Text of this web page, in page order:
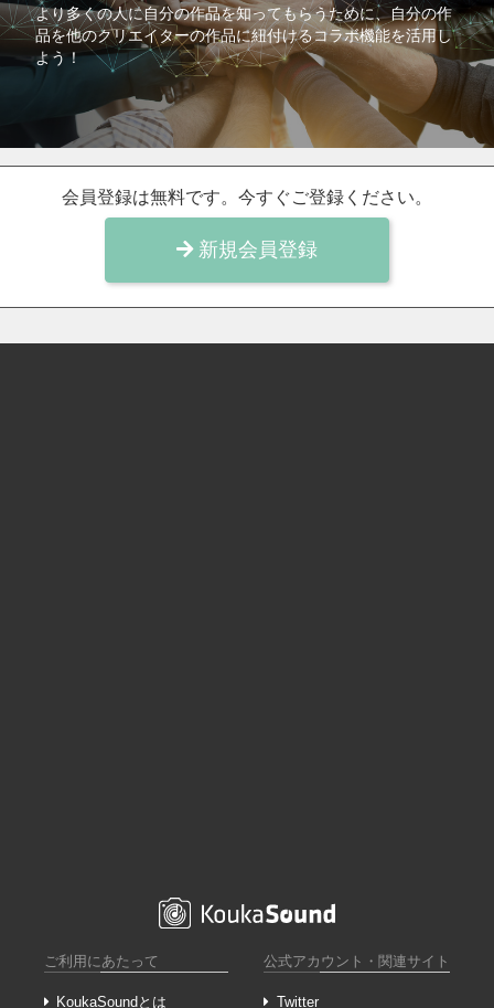
より多くの人に自分の作品を知ってもらうために、自分の作
品を他のクリエイターの作品に紐付けるコラボ機能を活用し
よう！
会員登録は無料です。今すぐご登録ください。
新規会員登録
ご利用にあたって
KoukaSoundとは
公式アカウント・関連サイト
Twitter